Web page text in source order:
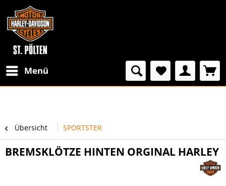
Menü
Übersicht SPORTSTER
BREMSKLÖTZE HINTEN ORGINAL HARLEY